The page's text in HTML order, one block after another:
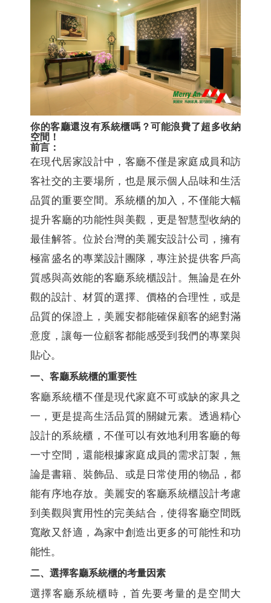
你的客廳還沒有系統櫃嗎？可能浪費了超多收納
空間！
前言：
在現代居家設計中，客廳不僅是家庭成員和訪
客社交的主要場所，也是展示個人品味和生活
品質的重要空間。系統櫃的加入，不僅能大幅
提升客廳的功能性與美觀，更是智慧型收納的
最佳解答。位於台灣的美麗安設計公司，擁有
極富盛名的專業設計團隊，專注於提供客戶高
質感與高效能的客廳系統櫃設計。無論是在外
觀的設計、材質的選擇、價格的合理性，或是
品質的保證上，美麗安都能確保顧客的絕對滿
意度，讓每一位顧客都能感受到我們的專業與
貼心。
一、客廳系統櫃的重要性
客廳系統櫃不僅是現代家庭不可或缺的家具之
一，更是提高生活品質的關鍵元素。透過精心
設計的系統櫃，不僅可以有效地利用客廳的每
一寸空間，還能根據家庭成員的需求訂製，無
論是書籍、裝飾品、或是日常使用的物品，都
能有序地存放。美麗安的客廳系統櫃設計考慮
到美觀與實用性的完美結合，使得客廳空間既
寬敞又舒適，為家中創造出更多的可能性和功
能性。
二、選擇客廳系統櫃的考量因素
選擇客廳系統櫃時，首先要考量的是空間大